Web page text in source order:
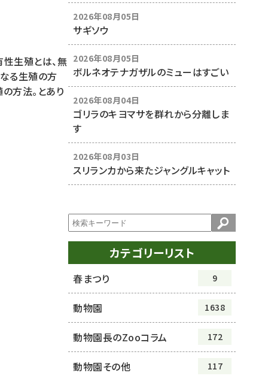
生殖とは、無
る生殖の方
方法。とあり
2026年08月05日
サギソウ
2026年08月05日
ボルネオテナガザルのミューはすごい
2026年08月04日
ゴリラのキヨマサを群れから分離しま
す
2026年08月03日
スリランカから来たジャングルキャット
カテゴリーリスト
春まつり 9
動物園 1638
動物園長のZooコラム 172
動物園その他 117